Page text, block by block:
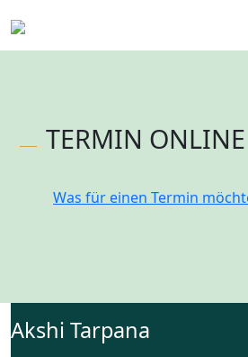
TERMIN
Was für einen Termin
Akshi Tarpana